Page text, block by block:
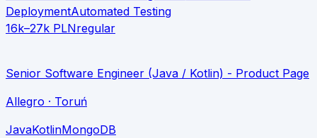
DeploymentAutomated Testing
16k–27k PLNregular
Senior Software Engineer (Java / Kotlin) - Product Page
Allegro · Toruń
JavaKotlinMongoDB